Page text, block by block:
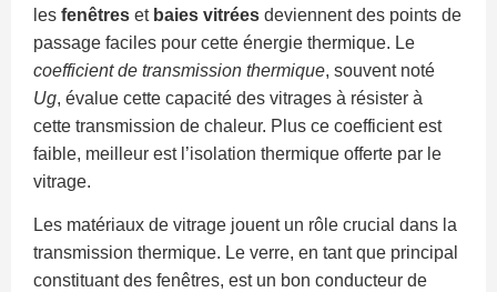
les fenêtres et baies vitrées deviennent des points de
passage faciles pour cette énergie thermique. Le
coefficient de transmission thermique, souvent noté
Ug, évalue cette capacité des vitrages à résister à
cette transmission de chaleur. Plus ce coefficient est
faible, meilleur est l’isolation thermique offerte par le
vitrage.
Les matériaux de vitrage jouent un rôle crucial dans la
transmission thermique. Le verre, en tant que principal
constituant des fenêtres, est un bon conducteur de